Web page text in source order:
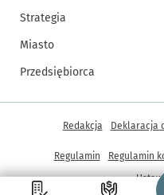
Strategia
Miasto
Przedsiębiorca
Inne informacje
Redakcja Deklaracja
Regulamin Regulamin